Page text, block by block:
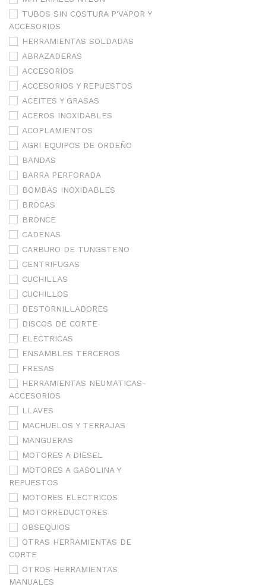
TUBOS SIN COSTURA P'VAPOR Y
ACCESORIOS
HERRAMIENTAS SOLDADAS
ABRAZADERAS
ACCESORIOS
ACCESORIOS Y REPUESTOS
ACEITES Y GRASAS
ACEROS INOXIDABLES
ACOPLAMIENTOS
AGRI EQUIPOS DE ORDEÑO
BANDAS
BARRA PERFORADA
BOMBAS INOXIDABLES
BROCAS
BRONCE
CADENAS
CARBURO DE TUNGSTENO
CENTRIFUGAS
CUCHILLAS
CUCHILLOS
DESTORNILLADORES
DISCOS DE CORTE
ELECTRICAS
ENSAMBLES TERCEROS
FRESAS
HERRAMIENTAS NEUMATICAS-
ACCESORIOS
LLAVES
MACHUELOS Y TERRAJAS
MANGUERAS
MOTORES A DIESEL
MOTORES A GASOLINA Y
REPUESTOS
MOTORES ELECTRICOS
MOTORREDUCTORES
OBSEQUIOS
OTRAS HERRAMIENTAS DE
CORTE
OTROS HERRAMIENTAS
MANUALES